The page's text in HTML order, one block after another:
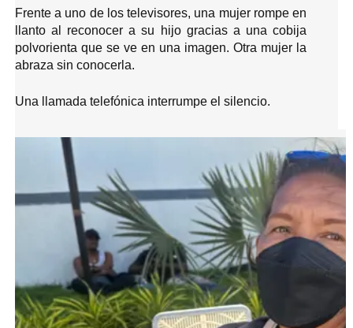
Frente a uno de los televisores, una mujer rompe en
llanto al reconocer a su hijo gracias a una cobija
polvorienta que se ve en una imagen. Otra mujer la
abraza sin conocerla.
Una llamada telefónica interrumpe el silencio.